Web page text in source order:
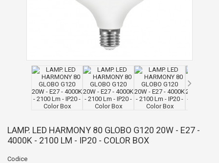
LAMP. LED HARMONY 80 GLOBO G120 20W - E27 -
4000K - 2100 LM - IP20 - COLOR BOX
Codice